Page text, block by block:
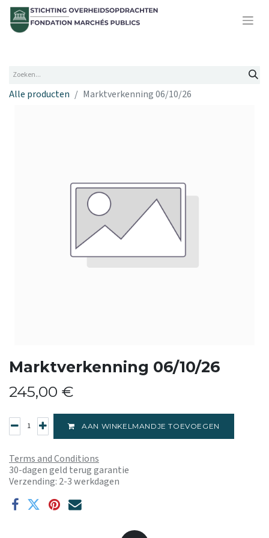
Alle producten Marktverkenning 06/10/26
Marktverkenning 06/10/26
245,00 €
AAN WINKELMANDJE TOEVOEGEN
Terms and Conditions
30-dagen geld terug garantie
Verzending: 2-3 werkdagen